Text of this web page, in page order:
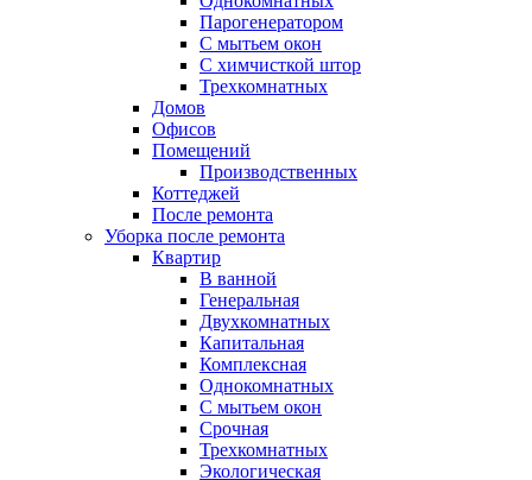
Парогенератором
С мытьем окон
С химчисткой штор
Трехкомнатных
Домов
Офисов
Помещений
Производственных
Коттеджей
После ремонта
Уборка после ремонта
Квартир
В ванной
Генеральная
Двухкомнатных
Капитальная
Комплексная
Однокомнатных
С мытьем окон
Срочная
Трехкомнатных
Экологическая